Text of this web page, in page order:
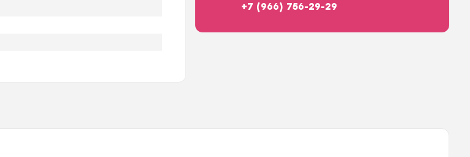
+7 (966) 756-29-29